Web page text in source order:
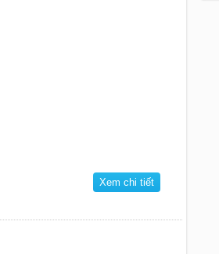
Xem chi tiết